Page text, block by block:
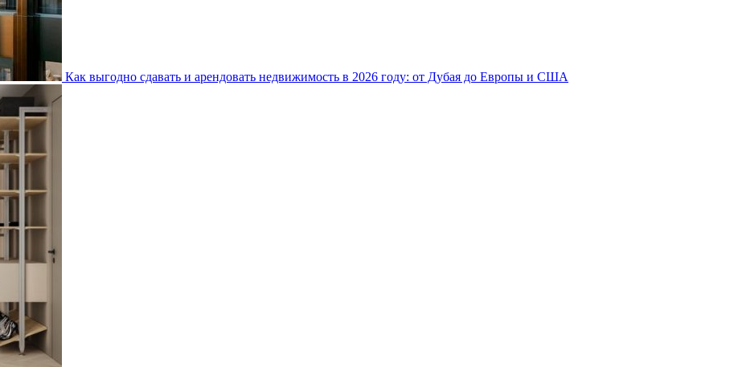
Как выгодно сдавать и арендовать недвижимость в 2026 году: от Дубая до Европы и США